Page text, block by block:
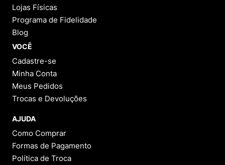
Lojas Físicas
Programa de Fidelidade
Blog
VOCÊ
Cadastre-se
Minha Conta
Meus Pedidos
Trocas e Devoluções
AJUDA
Como Comprar
Formas de Pagamento
Política de Troca